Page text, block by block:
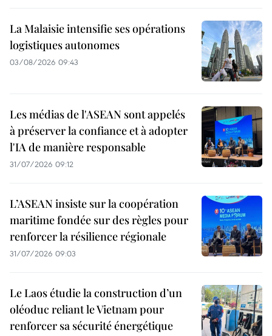
La Malaisie intensifie ses opérations
logistiques autonomes
03/08/2026 09:43
Les médias de l'ASEAN sont appelés
à préserver la confiance et à adopter
l'IA de manière responsable
31/07/2026 09:12
L’ASEAN insiste sur la coopération
maritime fondée sur des règles pour
renforcer la résilience régionale
31/07/2026 09:03
Le Laos étudie la construction d’un
oléoduc reliant le Vietnam pour
renforcer sa sécurité énergétique